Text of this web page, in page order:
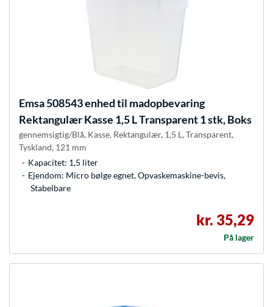
Emsa508543 enhed til madopbevaring
Rektangulær Kasse 1,5 L Transparent 1 stk, Boks
gennemsigtig/Blå, Kasse, Rektangulær, 1,5 L, Transparent,
Tyskland, 121 mm
Kapacitet: 1,5 liter
Ejendom: Micro bølge egnet, Opvaskemaskine-bevis,
Stabelbare
kr. 35,29
På lager